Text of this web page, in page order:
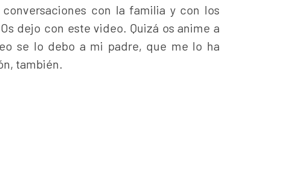
con la familia y con los
dejo con este video. Quizá os anime a
se lo debo a mi padre, que me lo ha
también.